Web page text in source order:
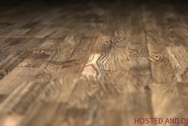
HOSTED AND